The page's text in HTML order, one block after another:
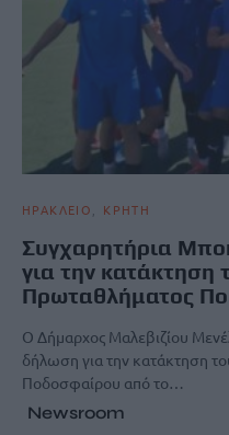
ΗΡΑΚΛΕΙΟ ΚΡΗΤΗ
Συγχαρητήρια
για την κατάκτηση
Πρωταθλήματος
Ο Δήμαρχος Μαλεβιζίου
δήλωση για την κατάκτηση
Ποδοσφαίρου από το…
Newsroom